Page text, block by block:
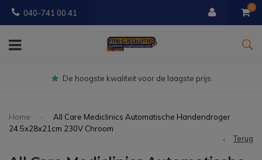
040-741 00 41
0
De hoogste kwaliteit voor de laagste prijs
Home
All Care Mediclinics Automatische Handendroger
24.5x28x21cm 230V Chroom
Terug